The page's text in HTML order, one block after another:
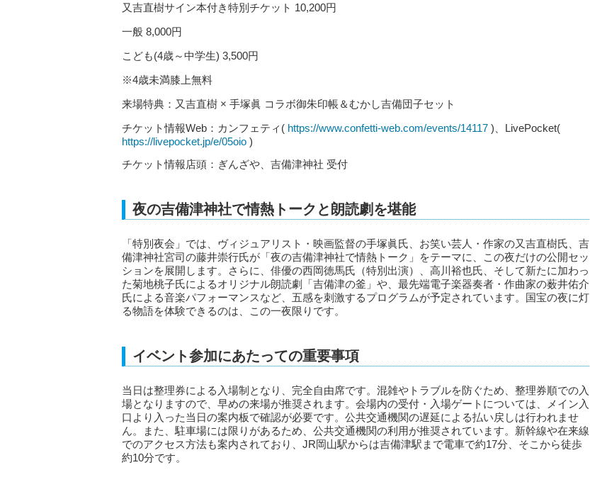
又吉直樹サイン本付き特別チケット 10,200円
一般 8,000円
こども(4歳～中学生) 3,500円
※4歳未満膝上無料
来場特典：又吉直樹 × 手塚眞 コラボ御朱印帳＆むかし吉備団子セット
チケット情報Web：カンフェティ( https://www.confetti-web.com/events/14117 )、LivePocket(
https://livepocket.jp/e/05oio )
チケット情報店頭：ぎんざや、吉備津神社 受付
夜の吉備津神社で情熱トークと朗読劇を堪能
「特別夜会」では、ヴィジュアリスト・映画監督の手塚眞氏、お笑い芸人・作家の又吉直樹氏、吉
備津神社宮司の藤井崇行氏が「夜の吉備津神社で情熱トーク」をテーマに、この夜だけの公開セッ
ションを展開します。さらに、俳優の西岡徳馬氏（特別出演）、高川裕也氏、そして新たに加わっ
た菊地桃子氏によるオリジナル朗読劇「吉備津の釜」や、最先端電子楽器奏者・作曲家の薮井佑介
氏による音楽パフォーマンスなど、五感を刺激するプログラムが予定されています。国宝の夜に灯
る物語を体験できるのは、この一夜限りです。
イベント参加にあたっての重要事項
当日は整理券による入場制となり、完全自由席です。混雑やトラブルを防ぐため、整理券順での入
場となりますので、早めの来場が推奨されます。会場内の受付・入場ゲートについては、メイン入
口より入った当日の案内板で確認が必要です。公共交通機関の遅延による払い戻しは行われませ
ん。また、駐車場には限りがあるため、公共交通機関の利用が推奨されています。新幹線や在来線
でのアクセス方法も案内されており、JR岡山駅からは吉備津駅まで電車で約17分、そこから徒歩
約10分です。